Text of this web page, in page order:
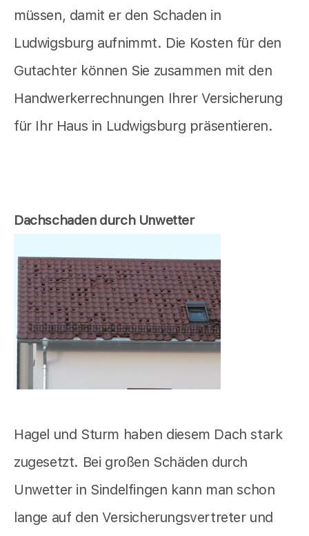
müssen, damit er den Schaden in
Ludwigsburg aufnimmt. Die Kosten für den
Gutachter können Sie zusammen mit den
Handwerkerrechnungen Ihrer Versicherung
für Ihr Haus in Ludwigsburg präsentieren.
Dachschaden durch Unwetter
Hagel und Sturm haben diesem Dach stark
zugesetzt. Bei großen Schäden durch
Unwetter in Sindelfingen kann man schon
lange auf den Versicherungsvertreter und